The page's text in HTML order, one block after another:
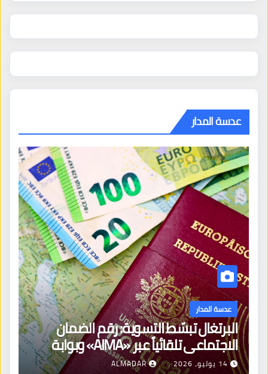
عدسة المدار
عدسة المدار
البرتغال تبسّط التسوية: رقم الضمان
الاجتماعي تلقائياً عبر «AIMA» وبوابة
جديدة لتجديد الإقامات
14 يوليو، 2026 ALMADAR